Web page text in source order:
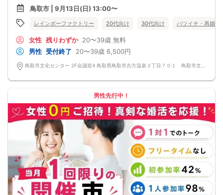
鳥取市 | 9月13日(日) 13:00〜
レインボーファクトリー 20代向け 30代向け バツイチ・再婚
女性 残りわずか 20〜39歳 無料
男性 受付終了 20〜39歳 6,500円
男性先行中！